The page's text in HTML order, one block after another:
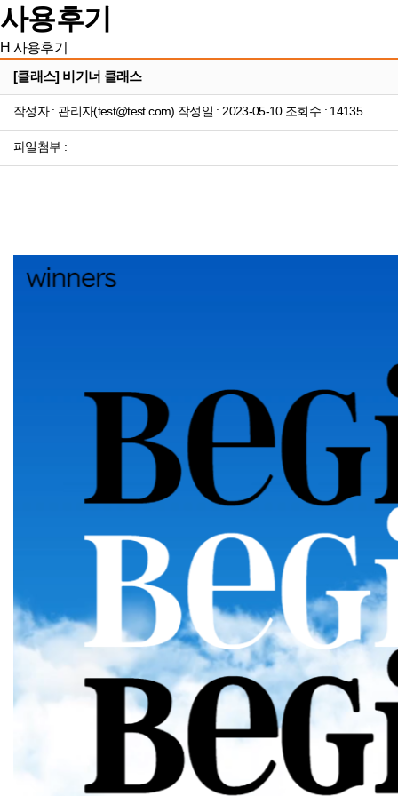
사용후기
H 사용후기
[클래스] 비기너 클래스
작성자 : 관리자(test@test.com) 작성일 : 2023-05-10 조회수 : 14135
파일첨부 :